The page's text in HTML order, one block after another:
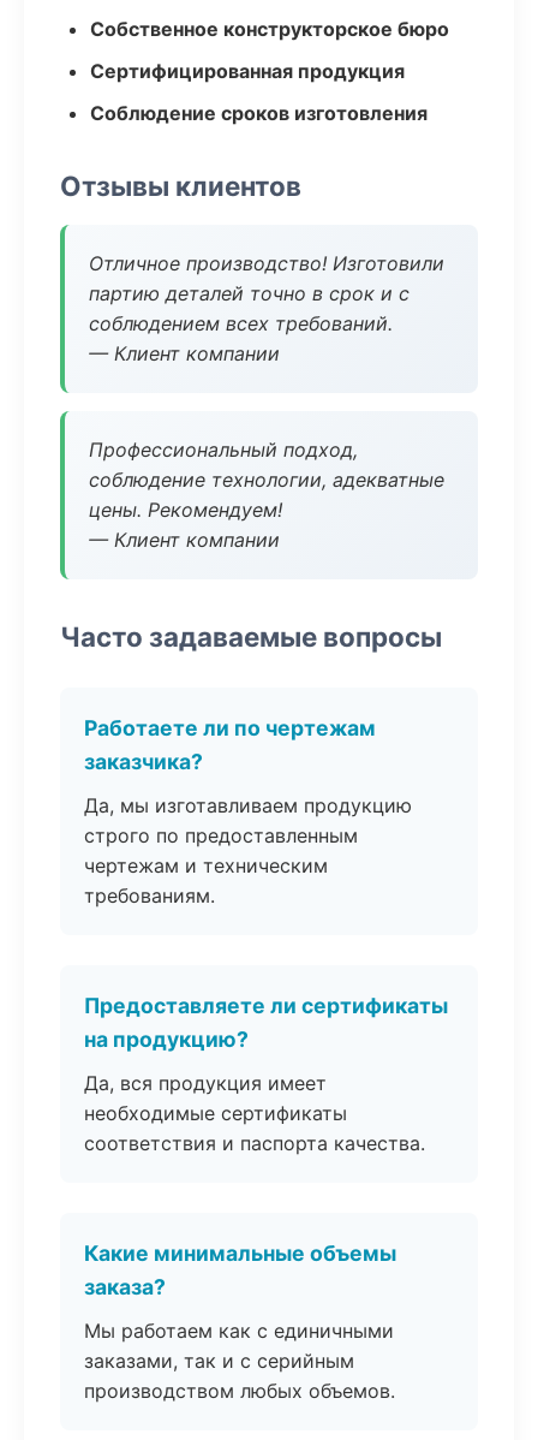
Собственное конструкторское бюро
Сертифицированная продукция
Соблюдение сроков изготовления
Отзывы клиентов
Отличное производство! Изготовили
партию деталей точно в срок и с
соблюдением всех требований.
— Клиент компании
Профессиональный подход,
соблюдение технологии, адекватные
цены. Рекомендуем!
— Клиент компании
Часто задаваемые вопросы
Работаете ли по чертежам
заказчика?
Да, мы изготавливаем продукцию
строго по предоставленным
чертежам и техническим
требованиям.
Предоставляете ли сертификаты
на продукцию?
Да, вся продукция имеет
необходимые сертификаты
соответствия и паспорта качества.
Какие минимальные объемы
заказа?
Мы работаем как с единичными
заказами, так и с серийным
производством любых объемов.